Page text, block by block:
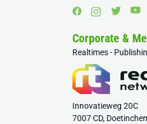
Corporate &
Realtimes -
Innovatieweg 20C
7007 CD,